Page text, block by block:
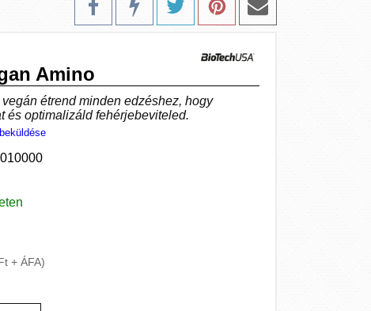
Amino
étrend minden edzéshez, hogy
és optimalizáld fehérjebeviteled.
+ ÁFA)